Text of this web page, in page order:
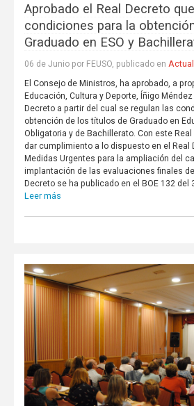
Aprobado el Real Decreto
condiciones para la
Graduado en ESO y
06 de Junio por FEUSO, publicado en
El Consejo de Ministros, ha aprobado, a
Educación, Cultura y Deporte, Íñigo Méndez
Decreto a partir del cual se regulan las
obtención de los títulos de Graduado en
Obligatoria y de Bachillerato. Con este
dar cumplimiento a lo dispuesto en el Real
Medidas Urgentes para la ampliación del
implantación de las evaluaciones finales de
Decreto se ha publicado en el BOE 132
Leer más